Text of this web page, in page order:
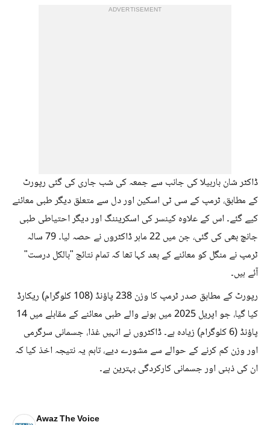
ADVERTISEMENT
ڈاکٹر شان باربیلا کی جانب سے جمعہ کی شب جاری کی گئی رپورٹ
کے مطابق، ٹرمپ کے سی ٹی اسکین اور دل سے متعلق دیگر طبی معائنے
کیے گئے۔ اس کے علاوہ کینسر کی اسکریننگ اور دیگر احتیاطی طبی
جانچ بھی کی گئی، جن میں 22 ماہر ڈاکٹروں نے حصہ لیا۔ 79 سالہ
ٹرمپ نے منگل کو معائنے کے بعد کہا تھا کہ تمام نتائج "بالکل درست"
آئے ہیں۔
رپورٹ کے مطابق صدر ٹرمپ کا وزن 238 پاؤنڈ (108 کلوگرام) ریکارڈ
کیا گیا، جو اپریل 2025 میں ہونے والے طبی معائنے کے مقابلے میں 14
پاؤنڈ (6 کلوگرام) زیادہ ہے۔ ڈاکٹروں نے انہیں غذا، جسمانی سرگرمی
اور وزن کم کرنے کے حوالے سے مشورے دیے، تاہم یہ نتیجہ اخذ کیا کہ
ان کی ذہنی اور جسمانی کارکردگی بہترین ہے۔
Awaz The Voice